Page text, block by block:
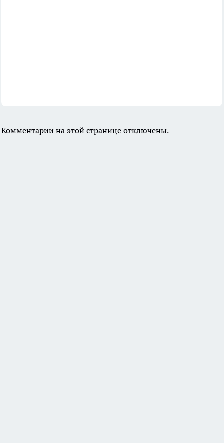
Комментарии на этой странице отключены.